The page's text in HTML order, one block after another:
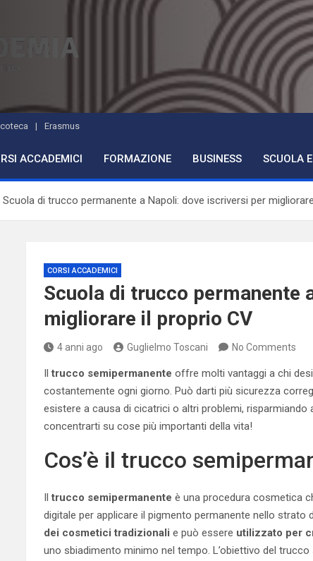
di Formazione Torino
Erasmus
ACCADEMICI FORMAZIONE BUSINESS SCUOLA
Scuola di trucco permanente a Napoli: dove iscriversi per
CORSI ACCADEMICI
Scuola di trucco permanente
migliorare il proprio CV
4 anni ago Guglielmo Toscani No Comments
Iltrucco semipermanente offre molti vantaggi a chi
costantemente ogni giorno. Può darti più sicurezza
esistere a causa di cicatrici o altri problemi,
concentrarti su cose più importanti della vita!
Cos’è il trucco
Iltrucco semipermanente è una procedura cosmetica
digitale per applicare il pigmento permanente nello strato
dei cosmetici tradizionali e può essere utilizzato per
uno sbiadimento minimo nel tempo. L’obiettivo del